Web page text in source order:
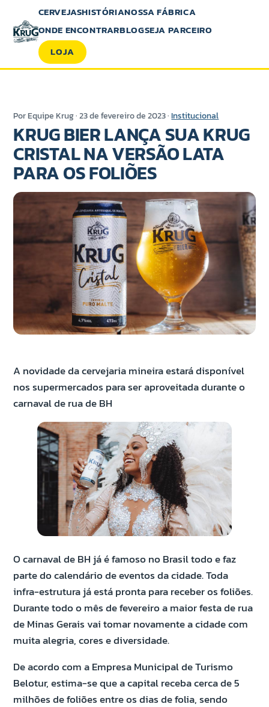
CERVEJASHISTÓRIANOSSA FÁBRICA
ONDE ENCONTRARBLOGSEJA PARCEIRO
LOJA
Por Equipe Krug · 23 de fevereiro de 2023 ·Institucional
KRUG BIER LANÇA SUA KRUG
CRISTAL NA VERSÃO LATA
PARA OS FOLIÕES
A novidade da cervejaria mineira estará disponível
nos supermercados para ser aproveitada durante o
carnaval de rua de BH
O carnaval de BH já é famoso no Brasil todo e faz
parte do calendário de eventos da cidade. Toda
infra-estrutura já está pronta para receber os foliões.
Durante todo o mês de fevereiro a maior festa de rua
de Minas Gerais vai tomar novamente a cidade com
muita alegria, cores e diversidade.
De acordo com a Empresa Municipal de Turismo
Belotur, estima-se que a capital receba cerca de 5
milhões de foliões entre os dias de folia, sendo